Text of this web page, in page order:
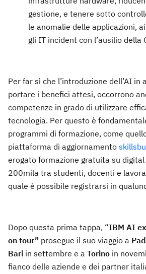
gestione, e tenere sotto
le anomalie delle applicazioni,
gli IT incident con l’ausilio della
Per far sì che l’introduzione dell’AI in
portare i benefici attesi, occorrono
competenze in grado di utilizzare
tecnologia. Per questo è
programmi di formazione, come
piattaforma di aggiornamento
erogato formazione gratuita su
200mila tra studenti, docenti e
quale è possibile registrarsi in
Dopo questa prima tappa, “IBM AI
on tour” prosegue il suo viaggio a
Bari in settembre e a Torino in
fianco delle aziende e dei partner